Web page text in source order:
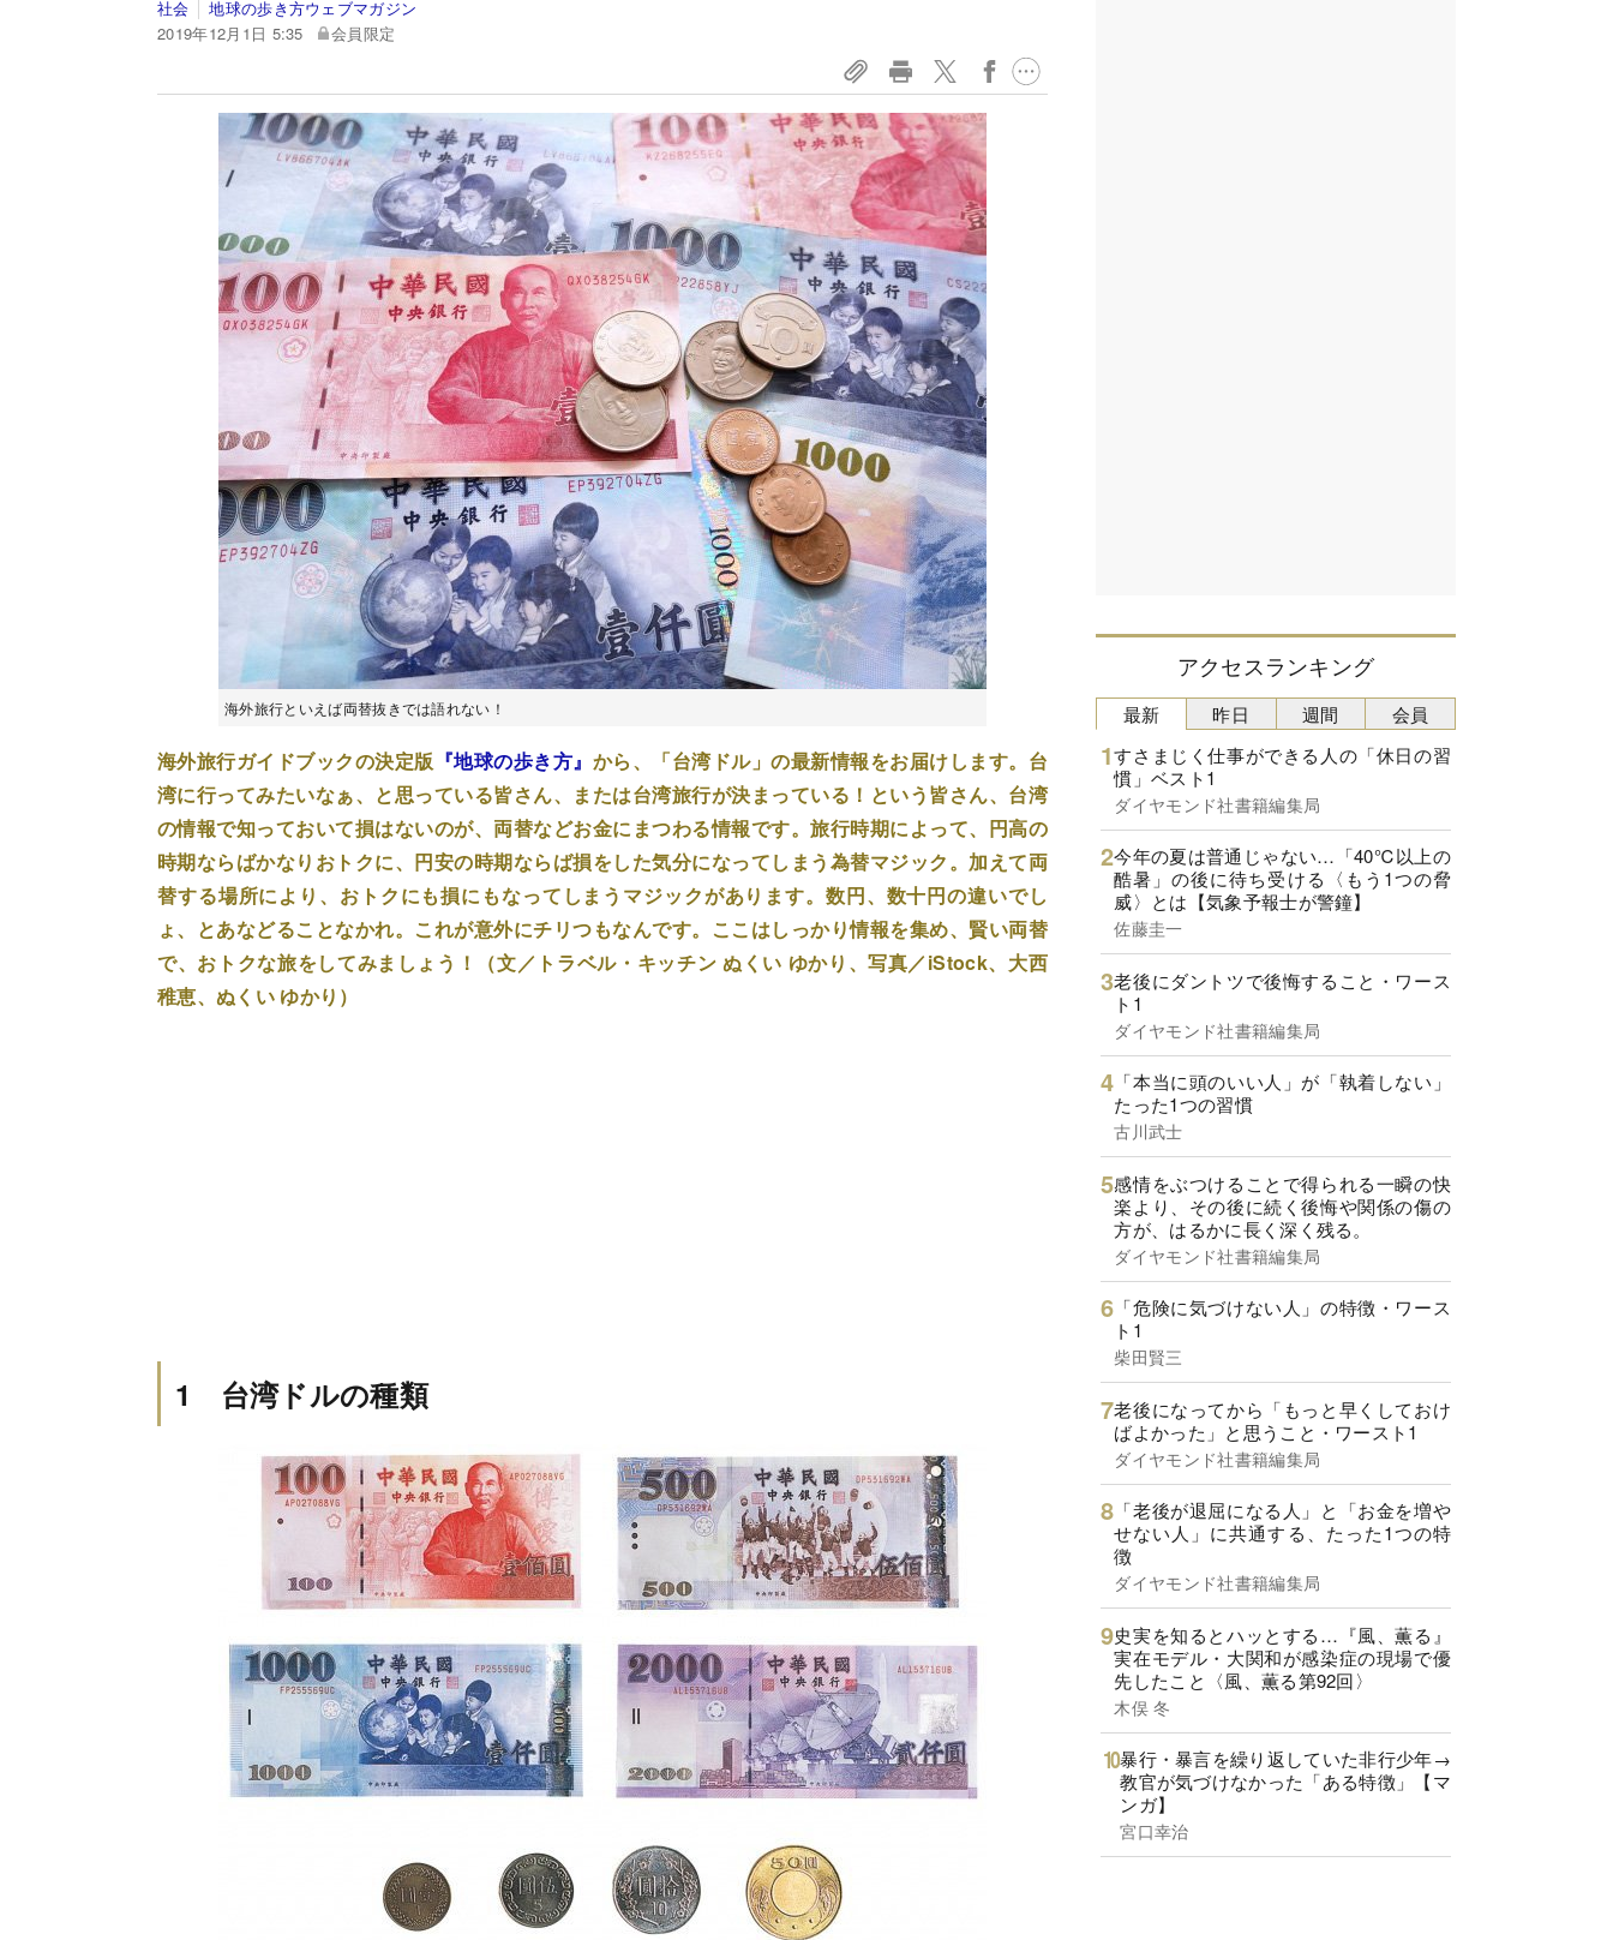
社会
地球の歩き方ウェブマガジン
2019年12月1日 5:35
会員限定
海外旅行といえば両替抜きでは語れない！
海外旅行ガイドブックの決定版 『地球の歩き方』 から、「台湾ドル」の最新情報をお届けします。台
湾に行ってみたいなぁ、と思っている皆さん、または台湾旅行が決まっている！という皆さん、台湾
の情報で知っておいて損はないのが、両替などお金にまつわる情報です。旅行時期によって、円高の
時期ならばかなりおトクに、円安の時期ならば損をした気分になってしまう為替マジック。加えて両
替する場所により、おトクにも損にもなってしまうマジックがあります。数円、数十円の違いでし
ょ、とあなどることなかれ。これが意外にチリつもなんです。ここはしっかり情報を集め、賢い両替
で、おトクな旅をしてみましょう！（文／トラベル・キッチン ぬくい ゆかり、写真／iStock、大西
稚恵、ぬくい ゆかり）
1 台湾ドルの種類
アクセスランキング
最新
すさまじく仕事ができる人の「休日の習
慣」ベスト1
ダイヤモンド社書籍編集局
今年の夏は普通じゃない…「40℃以上の
酷暑」の後に待ち受ける〈もう1つの脅
威〉とは【気象予報士が警鐘】
佐藤圭一
老後にダントツで後悔すること・ワース
ト1
ダイヤモンド社書籍編集局
「本当に頭のいい人」が「執着しない」
たった1つの習慣
古川武士
感情をぶつけることで得られる一瞬の快
楽より、その後に続く後悔や関係の傷の
方が、はるかに長く深く残る。
ダイヤモンド社書籍編集局
「危険に気づけない人」の特徴・ワース
ト1
柴田賢三
老後になってから「もっと早くしておけ
ばよかった」と思うこと・ワースト1
ダイヤモンド社書籍編集局
「老後が退屈になる人」と「お金を増や
せない人」に共通する、たった1つの特
徴
ダイヤモンド社書籍編集局
史実を知るとハッとする…『風、薫る』
実在モデル・大関和が感染症の現場で優
先したこと〈風、薫る第92回〉
木俣 冬
暴行・暴言を繰り返していた非行少年→
教官が気づけなかった「ある特徴」【マ
ンガ】
宮口幸治
昨日 週間 会員